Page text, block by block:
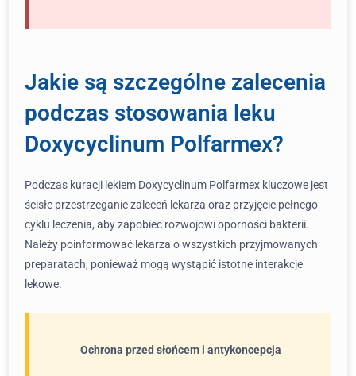
Jakie są szczególne zalecenia
podczas stosowania leku
Doxycyclinum Polfarmex?
Podczas kuracji lekiem Doxycyclinum Polfarmex kluczowe jest
ścisłe przestrzeganie zaleceń lekarza oraz przyjęcie pełnego
cyklu leczenia, aby zapobiec rozwojowi oporności bakterii.
Należy poinformować lekarza o wszystkich przyjmowanych
preparatach, ponieważ mogą wystąpić istotne interakcje
lekowe.
Ochrona przed słońcem i antykoncepcja